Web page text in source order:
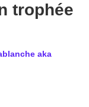
trophée
aka